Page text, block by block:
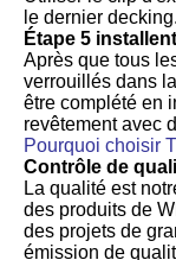
le dernier decking.
Étape 5
Après que tous
verrouillés dans
être complété en
revêtement avec
Pourquoi choisir
Contrôle de
La qualité est
des produits de
des projets de
émission de